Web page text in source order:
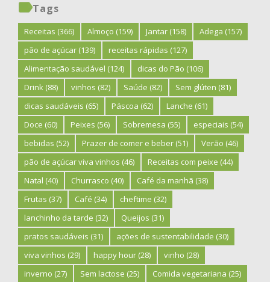
Tags
Receitas (366) Almoço (159) Jantar (158) Adega (157)
pão de açúcar (139) receitas rápidas (127)
Alimentação saudável (124) dicas do Pão (106)
Drink (88) vinhos (82) Saúde (82) Sem glúten (81)
dicas saudáveis (65) Páscoa (62) Lanche (61)
Doce (60) Peixes (56) Sobremesa (55) especiais (54)
bebidas (52) Prazer de comer e beber (51) Verão (46)
pão de açúcar viva vinhos (46) Receitas com peixe (44)
Natal (40) Churrasco (40) Café da manhã (38)
Frutas (37) Café (34) cheftime (32)
lanchinho da tarde (32) Queijos (31)
pratos saudáveis (31) ações de sustentabilidade (30)
viva vinhos (29) happy hour (28) vinho (28)
inverno (27) Sem lactose (25) Comida vegetariana (25)